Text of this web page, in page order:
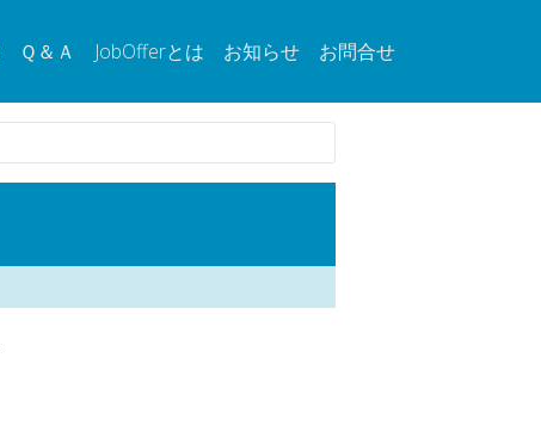
Ｑ＆Ａ JobOfferとは お知らせ お問合せ